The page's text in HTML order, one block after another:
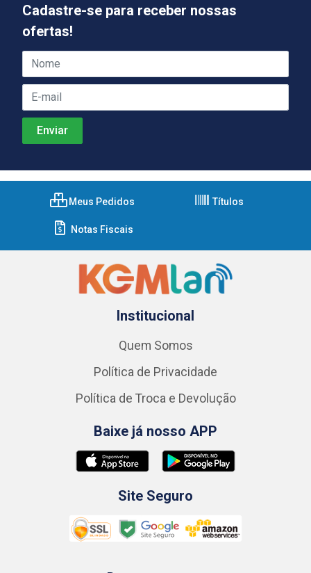
Cadastre-se para receber nossas
ofertas!
Meus Pedidos Títulos
Notas Fiscais
Institucional
Quem Somos
Política de Privacidade
Política de Troca e Devolução
Baixe já nosso APP
Site Seguro